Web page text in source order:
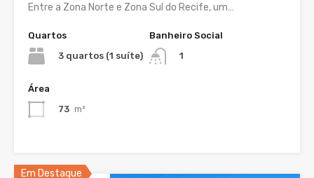
Entre a Zona Norte e Zona Sul do Recife, um…
Quartos
3 quartos (1 suíte)
Banheiro Social
1
Área
73 m²
Em Destaque